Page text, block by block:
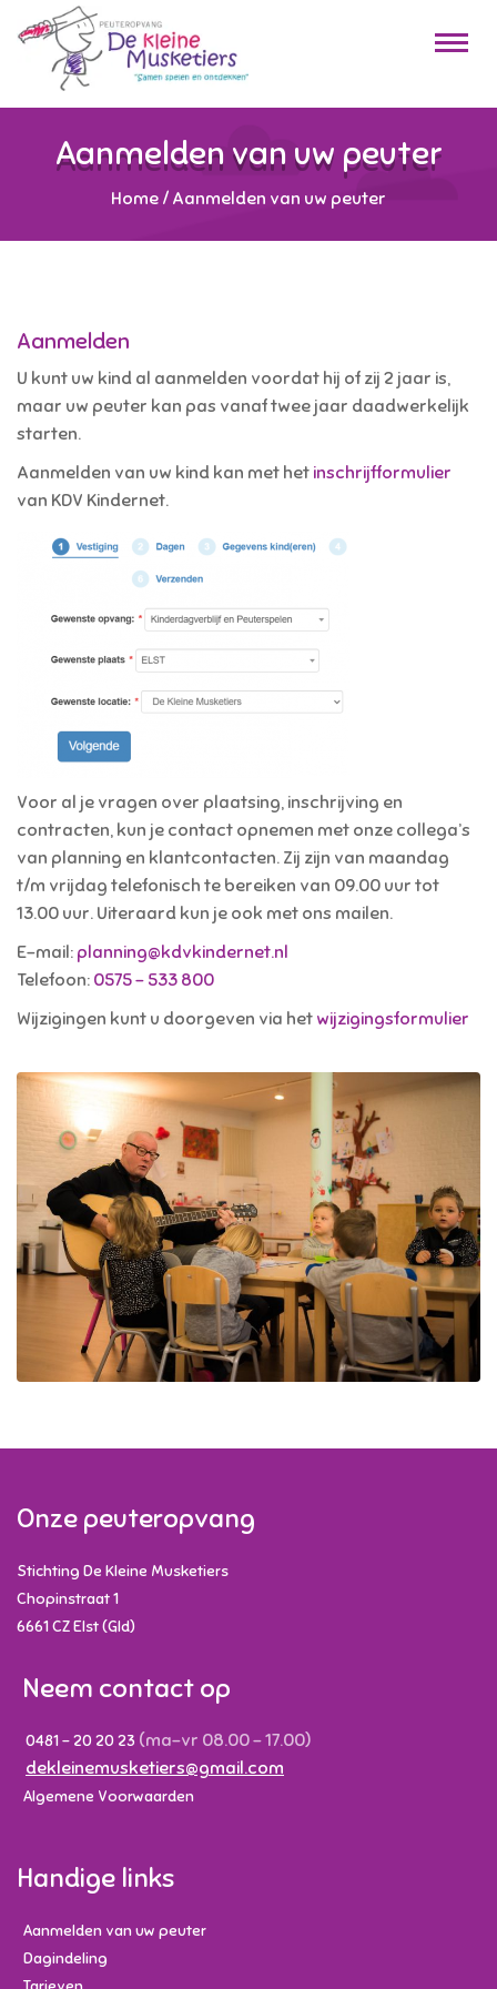
Aanmelden van uw peuter
Home / Aanmelden van uw peuter
Aanmelden
U kunt uw kind al aanmelden voordat hij of zij 2 jaar is,
maar uw peuter kan pas vanaf twee jaar daadwerkelijk
starten.
Aanmelden van uw kind kan met het inschrijfformulier
van KDV Kindernet.
Voor al je vragen over plaatsing, inschrijving en
contracten, kun je contact opnemen met onze collega’s
van planning en klantcontacten. Zij zijn van maandag
t/m vrijdag telefonisch te bereiken van 09.00 uur tot
13.00 uur. Uiteraard kun je ook met ons mailen.
E-mail: planning@kdvkindernet.nl
Telefoon: 0575 – 533 800
Wijzigingen kunt u doorgeven via het wijzigingsformulier
Onze peuteropvang
Stichting De Kleine Musketiers
Chopinstraat 1
6661 CZElst (Gld)
Neem contact op
0481 - 20 20 23 (ma-vr 08.00 - 17.00)
dekleinemusketiers@gmail.com
Algemene Voorwaarden
Handige links
Aanmelden van uw peuter
Dagindeling